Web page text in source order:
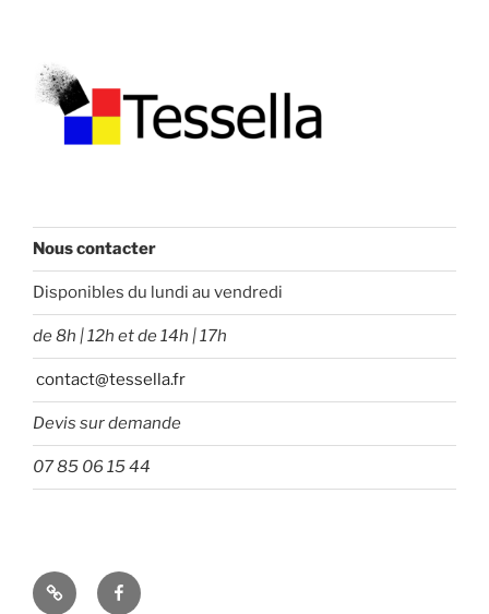
Nous contacter
Disponibles du lundi au vendredi
de 8h | 12h et de 14h | 17h
contact@tessella.fr
Devis sur demande
07 85 06 15 44
Tessella Facebook